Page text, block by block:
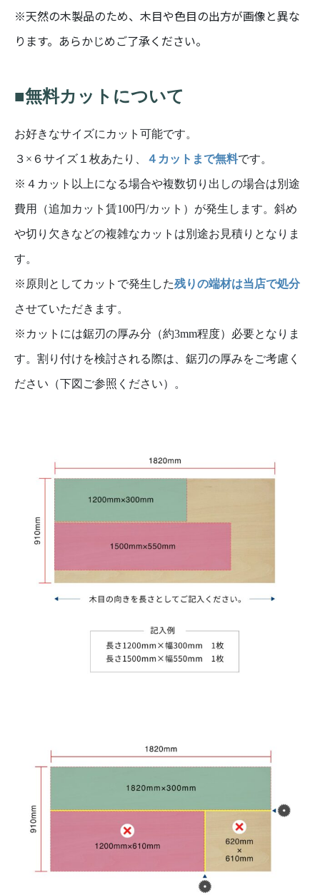
※天然の木製品のため、木目や色目の出方が画像と異な
ります。あらかじめご了承ください。
■無料カットについて
お好きなサイズにカット可能です。
３×６サイズ１枚あたり、 ４カットまで無料です。
※４カット以上になる場合や複数切り出しの場合は別途
費用（追加カット賃100円/カット）が発生します。斜め
や切り欠きなどの複雑なカットは別途お見積りとなりま
す。
※原則としてカットで発生した残りの端材は当店で処分
させていただきます。
※カットには鋸刃の厚み分（約3mm程度）必要となりま
す。割り付けを検討される際は、鋸刃の厚みをご考慮く
ださい（下図ご参照ください）。